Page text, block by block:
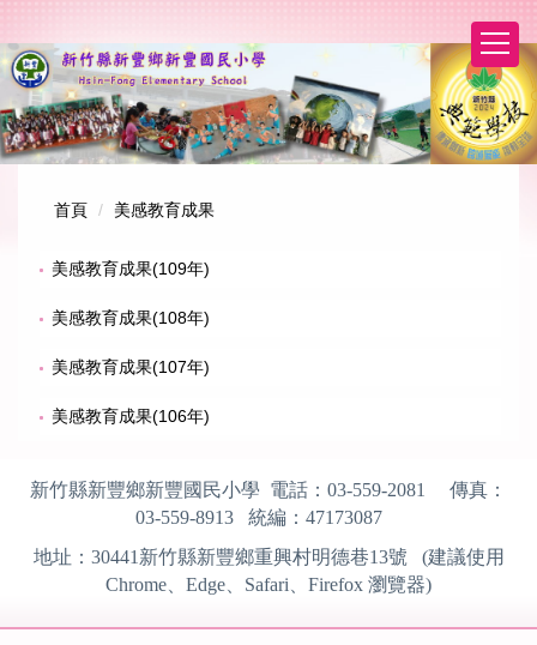
到
主
要
內
容
區
首頁 美感教育成果
美感教育成果(109年)
美感教育成果(108年)
美感教育成果(107年)
美感教育成果(106年)
新竹縣新豐鄉新豐國民小學 電話： 03-559-2081
傳真：
03-559-8913 統編： 47173087
地址： 30441 新竹縣新豐鄉重興村明德巷13號 (建議使用
Chrome、Edge、Safari、Firefox 瀏覽器)